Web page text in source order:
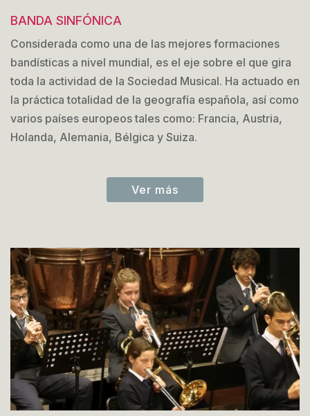
BANDA SINFÓNICA
Considerada como una de las mejores formaciones
bandísticas a nivel mundial, es el eje sobre el que gira
toda la actividad de la Sociedad Musical. Ha actuado en
la práctica totalidad de la geografía española, así como
varios países europeos tales como: Francia, Austria,
Holanda, Alemania, Bélgica y Suiza.
Ver más